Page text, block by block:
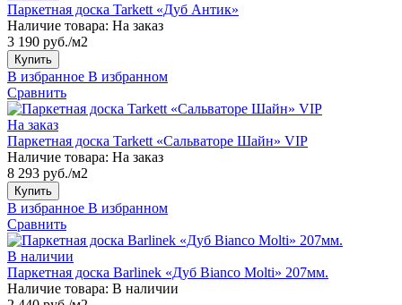
Паркетная доска Tarkett «Дуб Антик»
Наличие товара: На заказ
3 190 руб./м2
Купить
В избранное В избранном
Сравнить
На заказ
Паркетная доска Tarkett «Сальваторе Шайн» VIP
Наличие товара: На заказ
8 293 руб./м2
Купить
В избранное В избранном
Сравнить
В наличии
Паркетная доска Barlinek «Дуб Bianco Molti» 207мм.
Наличие товара: В наличии